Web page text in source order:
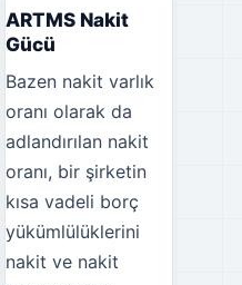
ARTMS Nakit
Gücü
Bazen nakit varlık
oranı olarak da
adlandırılan nakit
oranı, bir şirketin
kısa vadeli borç
yükümlülüklerini
nakit ve nakit